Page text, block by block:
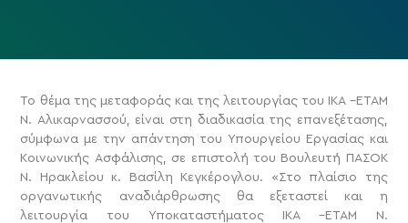
Το θέμα της μεταφοράς και της λειτουργίας του ΙΚΑ –ΕΤΑΜ
Ν. Αλικαρνασσού, είναι στη διαδικασία της επανεξέτασης,
σύμφωνα με την απάντηση του Υπουργείου Εργασίας και
Κοινωνικής Ασφάλισης, σε επιστολή του Βουλευτή ΠΑΣΟΚ
Ν. Ηρακλείου κ. Βασίλη Κεγκέρογλου. «Στο πλαίσιο της
οργανωτικής αναδιάρθρωσης θα εξεταστεί και η
λειτουργία του Υποκαταστήματος ΙΚΑ –ΕΤΑΜ Ν.